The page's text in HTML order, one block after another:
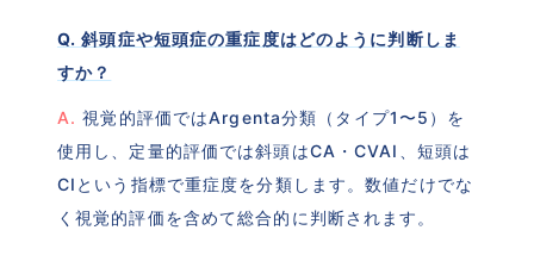
Q. 斜頭症や短頭症の重症度はどのように判断しま
すか？
A. 視覚的評価ではArgenta分類（タイプ1〜5）を
使用し、定量的評価では斜頭はCA・CVAI、短頭は
CIという指標で重症度を分類します。数値だけでな
く視覚的評価を含めて総合的に判断されます。